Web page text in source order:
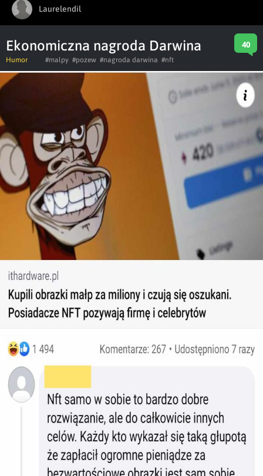
Laurelendil
Ekonomiczna nagroda Darwina 40
Humor #malpy #pozew #nagroda darwina #nft